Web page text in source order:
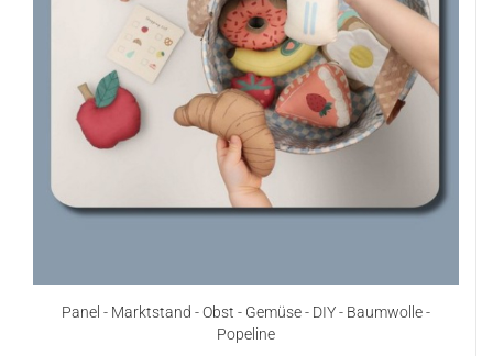
Panel - Marktstand - Obst - Gemüse - DIY - Baumwolle -
Popeline